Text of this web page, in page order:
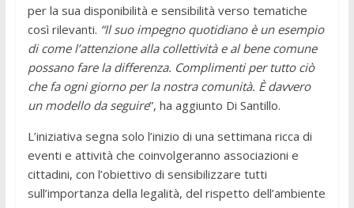
per la sua disponibilità e sensibilità verso tematiche
così rilevanti. “Il suo impegno quotidiano è un esempio
di come l’attenzione alla collettività e al bene comune
possano fare la differenza. Complimenti per tutto ciò
che fa ogni giorno per la nostra comunità. È davvero
un modello da seguire”, ha aggiunto Di Santillo.
L’iniziativa segna solo l’inizio di una settimana ricca di
eventi e attività che coinvolgeranno associazioni e
cittadini, con l’obiettivo di sensibilizzare tutti
sull’importanza della legalità, del rispetto dell’ambiente